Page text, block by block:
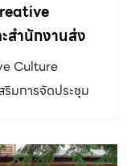
สำนักงานส่ง
ร่วมกัน
มืองมาสื่อสาร
Culture
มการจัดประชุม